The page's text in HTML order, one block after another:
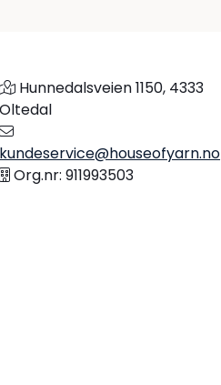
Hunnedalsveien 1150, 4333
Oltedal
kundeservice@houseofyarn.no
Org.nr: 911993503